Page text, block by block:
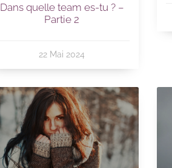
Dans quelle team es-tu ? –
Partie 2
22 Mai 2024